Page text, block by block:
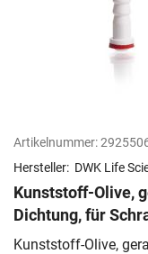
Artikelnummer:
Hersteller: DWK Life
Kunststoff-Olive,
Dichtung, für
Kunststoff-Olive,